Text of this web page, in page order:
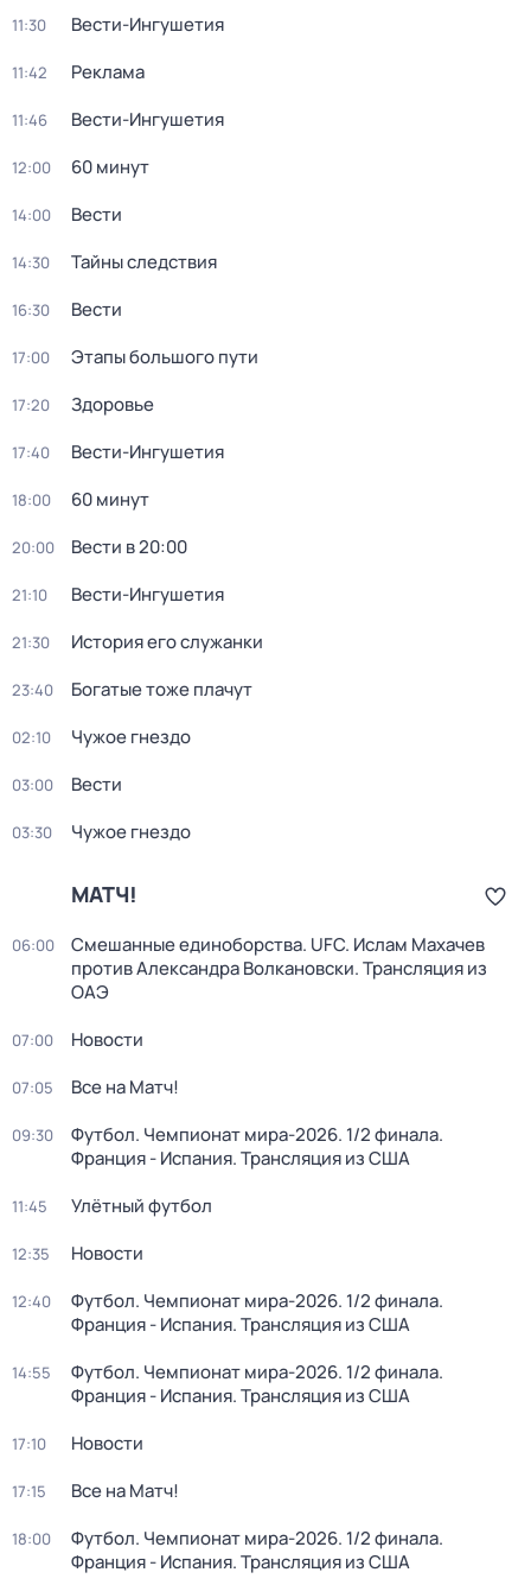
11:30 Вести-Ингушетия
11:42 Реклама
11:46 Вести-Ингушетия
12:00 60 минут
14:00 Вести
14:30 Тайны следствия
16:30 Вести
17:00 Этапы большого пути
17:20 Здоровье
17:40 Вести-Ингушетия
18:00 60 минут
20:00 Вести в 20:00
21:10 Вести-Ингушетия
21:30 История его служанки
23:40 Богатые тоже плачут
02:10 Чужое гнездо
03:00 Вести
03:30 Чужое гнездо
МАТЧ!
06:00
Смешанные единоборства. UFC. Ислам Махачев
против Александра Волкановски. Трансляция из
ОАЭ
07:00 Новости
07:05 Все на Матч!
09:30
Футбол. Чемпионат мира-2026. 1/2 финала.
Франция - Испания. Трансляция из США
11:45 Улётный футбол
12:35 Новости
12:40
Футбол. Чемпионат мира-2026. 1/2 финала.
Франция - Испания. Трансляция из США
14:55
Футбол. Чемпионат мира-2026. 1/2 финала.
Франция - Испания. Трансляция из США
17:10 Новости
17:15 Все на Матч!
18:00
Футбол. Чемпионат мира-2026. 1/2 финала.
Франция - Испания. Трансляция из США